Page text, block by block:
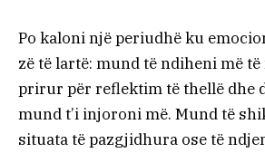
Po kaloni një periudhë ku
zë të lartë: mund të ndiheni më
prirur për reflektim të thellë dhe
mund t’i injoroni më. Mund të
situata të pazgjidhura ose të